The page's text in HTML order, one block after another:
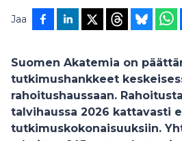
Jaa
Suomen Akatemia on
tutkimushankkeet
rahoitushaussaan.
talvihaussa 2026 kattavasti
tutkimuskokonaisuuksiin.